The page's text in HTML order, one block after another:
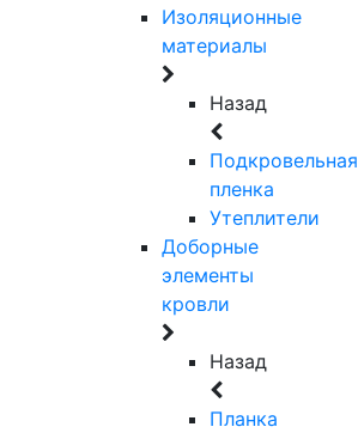
Изоляционные
материалы
Назад
Подкровельная
пленка
Утеплители
Доборные
элементы
кровли
Назад
Планка